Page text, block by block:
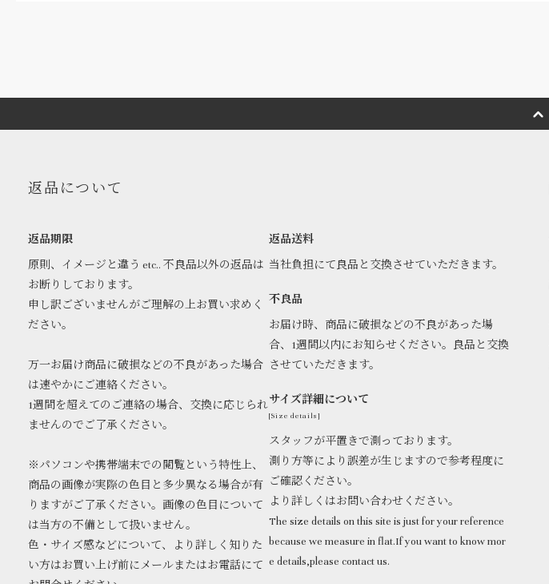
返品について
返品期限
原則、イメージと違う etc.. 不良品以外の返品は
お断りしております。
申し訳ございませんがご理解の上お買い求めく
ださい。
万一お届け商品に破損などの不良があった場合
は速やかにご連絡ください。
1週間を超えてのご連絡の場合、交換に応じられ
ませんのでご了承ください。
※パソコンや携帯端末での閲覧という特性上、
商品の画像が実際の色目と多少異なる場合が有
りますがご了承ください。画像の色目について
は当方の不備として扱いません。
色・サイズ感などについて、より詳しく知りた
い方はお買い上げ前にメールまたはお電話にて
返品送料
当社負担にて良品と交換させていただきます。
不良品
お届け時、商品に破損などの不良があった場
合、1週間以内にお知らせください。良品と交換
させていただきます。
サイズ詳細について
[Size details]
スタッフが平置きで測っております。
測り方等により誤差が生じますので参考程度に
ご確認ください。
より詳しくはお問い合わせください。
The size details on this site is just for your reference
because we measure in flat.If you want to know mor
e details,please contact us.